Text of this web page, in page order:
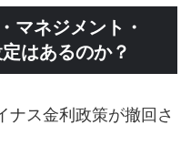
マネジメント・
はあるのか？
ナス金利政策が撤回さ